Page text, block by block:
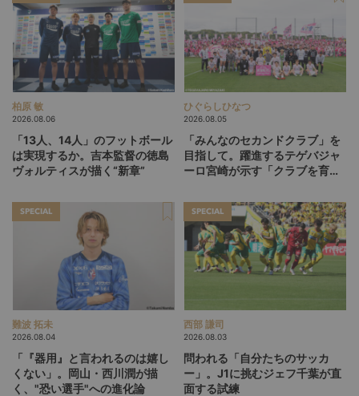
柏原 敏
2026.08.06
「13人、14人」のフットボール
は実現するか。吉本監督の徳島
ヴォルティスが描く“新章”
ひぐらしひなつ
2026.08.05
「みんなのセカンドクラブ」を
目指して。躍進するテゲバジャ
ーロ宮崎が示す「クラブを育て
SPECIAL
難波 拓未
2026.08.04
「『器用』と言われるのは嬉し
くない」。岡山・西川潤が描
く、"恐い選手"への進化論
SPECIAL
西部 謙司
2026.08.03
問われる「自分たちのサッカ
ー」。J1に挑むジェフ千葉が直
面する試練